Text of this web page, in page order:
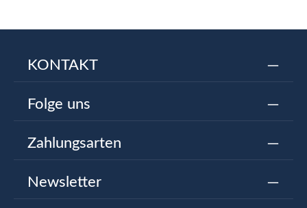
KONTAKT
Folge uns
Zahlungsarten
Newsletter